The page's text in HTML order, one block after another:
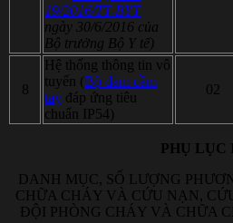
19/2016/TT-BYT
ngày 30/6/2016 của
Bộ trưởng Bộ Y tế)
8
Hệ thống thông tin vô
tuyến (Bộ đàm cầm
tay đáp ứng tiêu
chuẩn IP54)
02
PHỤ LỤC
DANH MỤC, SỐ LƯỢNG
CHỮA CHÁY VÀ CỨU NẠN,
ĐỘI PHÒNG CHÁY VÀ CHỮA